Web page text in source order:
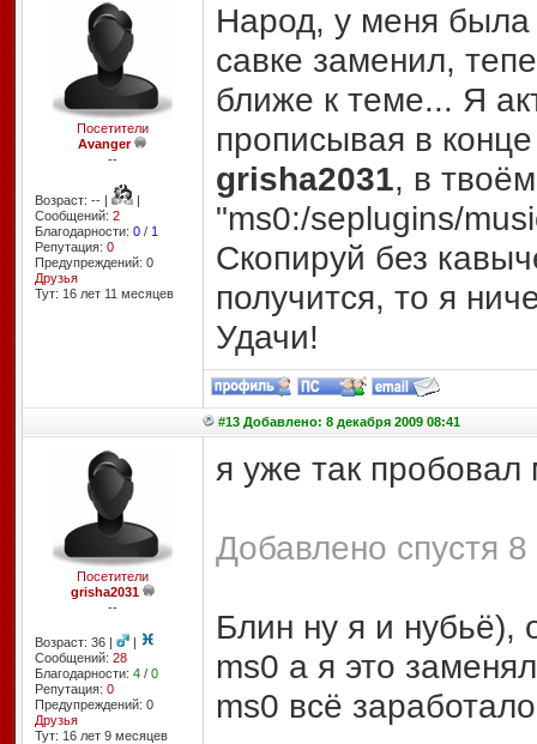
Посетители
Avanger
--
Возраст: -- |
|
Сообщений: 2
Благодарности: 0/ 1
Репутация: 0
Предупреждений: 0
Друзья
Тут: 16 лет 11 месяцев
Народ, у меня была
савке заменил,
ближе к теме... Я
прописывая в
grisha2031, в
"ms0:/seplugins/
Скопируй без
получится, то я
Удачи!
#13 Добавлено: 8 декабря 2009 08:41
Посетители
grisha2031
--
Возраст: 36 |
|
Сообщений: 28
Благодарности: 4/ 0
Репутация: 0
Предупреждений: 0
Друзья
Тут: 16 лет 9 месяцев
я уже так пробовал
Добавлено спустя
Блин ну я и нубьё),
ms0 а я это
ms0 всё